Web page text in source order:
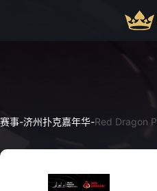
赛事-济州扑克嘉年华-Red Dragon